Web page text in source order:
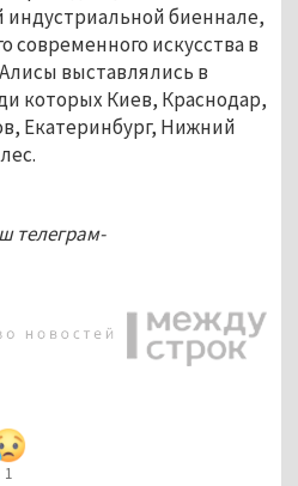
индустриальной биеннале,
современного искусства в
выставлялись в
которых Киев, Краснодар,
Екатеринбург, Нижний
телеграм-
1